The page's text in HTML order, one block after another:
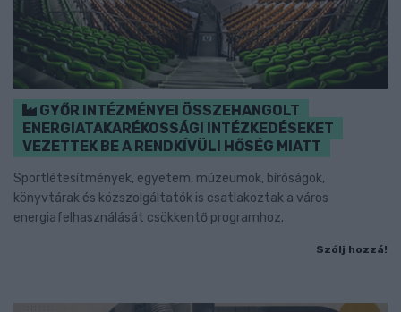
GYŐR INTÉZMÉNYEI ÖSSZEHANGOLT
ENERGIATAKARÉKOSSÁGI INTÉZKEDÉSEKET
VEZETTEK BE A RENDKÍVÜLI HŐSÉG MIATT
Sportlétesítmények, egyetem, múzeumok, bíróságok,
könyvtárak és közszolgáltatók is csatlakoztak a város
energiafelhasználását csökkentő programhoz.
Szólj hozzá!